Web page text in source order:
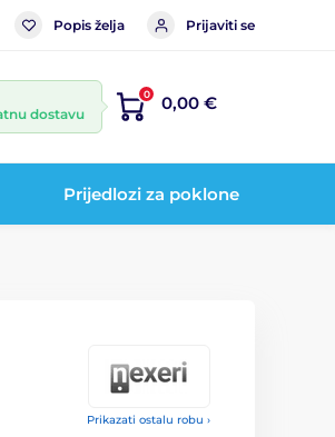
Popis želja Prijaviti se
dostavu
0 0,00 €
Prijedlozi za poklone
Prikazati ostalu robu ›